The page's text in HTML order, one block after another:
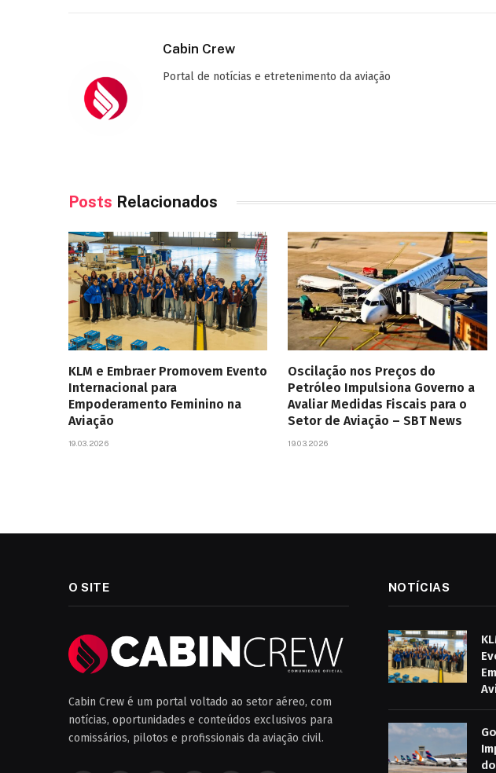
Cabin Crew
Portal de notícias e etretenimento da aviação
Posts Relacionados
KLM e Embraer Promovem Evento
Internacional para
Empoderamento Feminino na
Aviação
19.03.2026
Oscilação nos Preços do
Petróleo Impulsiona Governo a
Avaliar Medidas Fiscais para o
Setor de Aviação – SBT News
19.03.2026
O SITE
Cabin Crew é um portal voltado ao setor aéreo, com
notícias, oportunidades e conteúdos exclusivos para
comissários, pilotos e profissionais da aviação civil.
NOTÍCIAS